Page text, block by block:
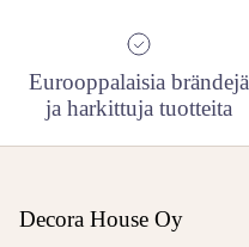
Eurooppalaisia brändejä
ja harkittuja tuotteita
Decora House Oy